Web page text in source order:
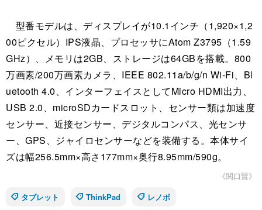
型番モデルは、ディスプレイが10.1インチ（1,920×1,2
00ピクセル）IPS液晶、プロセッサにAtom Z3795（1.59
GHz）、メモリは2GB、ストレージは64GBを搭載。800
万画素/200万画素カメラ、IEEE 802.11a/b/g/n Wi-Fi、Bl
uetooth 4.0、インターフェイスとしてMicro HDMI出力、
USB 2.0、microSDカードスロット、センサー類は加速度
センサー、近接センサー、デジタルコンパス、光センサ
ー、GPS、ジャイロセンサーなどを装備する。本体サイ
ズは幅256.5mm×高さ177mm×奥行8.95mm/590g。
《関口賢》
タブレット
ThinkPad レノボ